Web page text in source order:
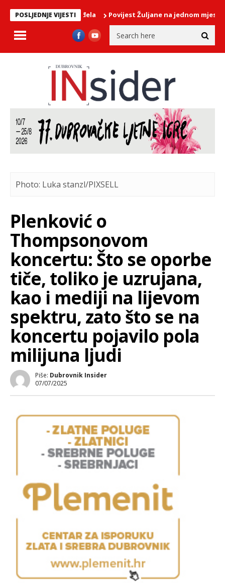
POSLJEDNJE VIJESTI Povijest Žuljane na jednom mjestu:
Photo: Luka stanzl/PIXSELL
Plenković o
Thompsonovom
koncertu: Što se oporbe
tiče, toliko je uzrujana,
kao i mediji na lijevom
spektru, zato što se na
koncertu pojavilo pola
milijuna ljudi
Piše: Dubrovnik Insider
07/07/2025